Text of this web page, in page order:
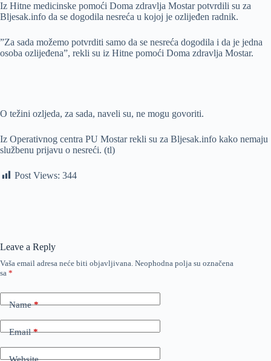
Iz Hitne medicinske pomoći Doma zdravlja Mostar potvrdili su za
Bljesak.info da se dogodila nesreća u kojoj je ozlijeđen radnik.
”Za sada možemo potvrditi samo da se nesreća dogodila i da je jedna
osoba ozlijeđena”, rekli su iz Hitne pomoći Doma zdravlja Mostar.
O težini ozljeda, za sada, naveli su, ne mogu govoriti.
Iz Operativnog centra PU Mostar rekli su za Bljesak.info kako nemaju
službenu prijavu o nesreći. (tl)
Post Views: 344
Leave a Reply
Vaša email adresa neće biti objavljivana. Neophodna polja su označena
sa *
Name*
Email*